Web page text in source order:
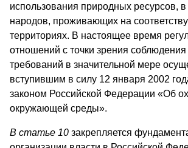
использования природных ресурсов, в
народов, проживающих на
территориях. В настоящее время
отношений с точки зрения соблюдения
требований в значительной мере
вступившим в силу 12 января 2002
законом Российской Федерации «Об
окружающей среды».
В статье 10 закрепляется